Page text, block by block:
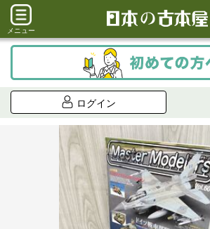
メニュー
ログイン